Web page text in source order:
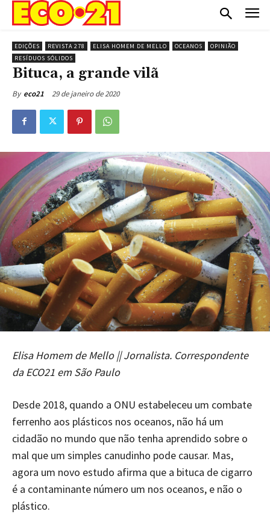
EDIÇÕES REVISTA 278 ELISA HOMEM DE MELLO OCEANOS
OPINIÃO
RESÍDUOS SÓLIDOS
Bituca, a grande vilã
By eco21 29 de janeiro de 2020
Elisa Homem de Mello || Jornalista. Correspondente
da ECO21 em São Paulo
Desde 2018, quando a ONU estabeleceu um combate
ferrenho aos plásticos nos oceanos, não há um
cidadão no mundo que não tenha aprendido sobre o
mal que um simples canudinho pode causar. Mas,
agora um novo estudo afirma que a bituca de cigarro
é a contaminante número um nos oceanos, e não o
plástico.